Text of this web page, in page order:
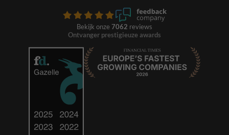
Bekijk onze 7062 reviews
Ontvanger prestigieuze awards